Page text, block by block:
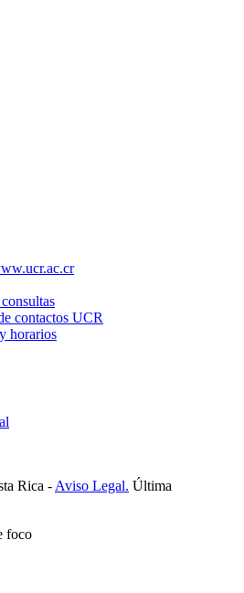
contactos UCR
horarios
Rica - Aviso Legal. Última
foco